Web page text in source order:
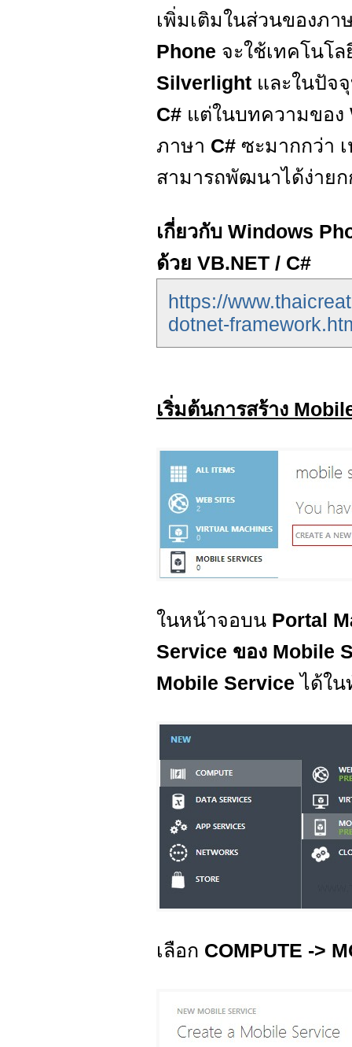
เพิ่มเติมในส่วนของภา
Phone จะใช้เทคโนโล
Silverlight และในปัจ
C# แต่ในบทความของ
ภาษา C# ซะมากกว่า
สามารถพัฒนาได้ง่ายก
เกี่ยวกับ Windows
ด้วย VB.NET / C#
https://
dotnet-
เริ่มต้นการสร้าง
ในหน้าจอบน Portal
Service ของ Mobile
Mobile Service ได้ใ
เลือก COMPUTE ->